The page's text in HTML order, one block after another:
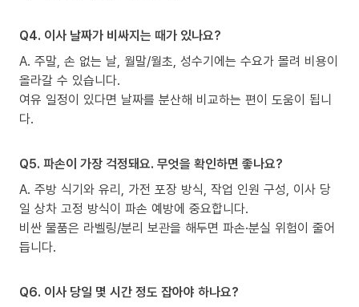
Q4. 이사 날짜가 비싸지는 때가 있나요?
A. 주말, 손 없는 날, 월말/월초, 성수기에는 수요가 몰려 비용이
올라갈 수 있습니다.
여유 일정이 있다면 날짜를 분산해 비교하는 편이 도움이 됩니
다.
Q5. 파손이 가장 걱정돼요. 무엇을 확인하면 좋나요?
A. 주방 식기와 유리, 가전 포장 방식, 작업 인원 구성, 이사 당
일 상차 고정 방식이 파손 예방에 중요합니다.
비싼 물품은 라벨링/분리 보관을 해두면 파손·분실 위험이 줄어
듭니다.
Q6. 이사 당일 몇 시간 정도 잡아야 하나요?